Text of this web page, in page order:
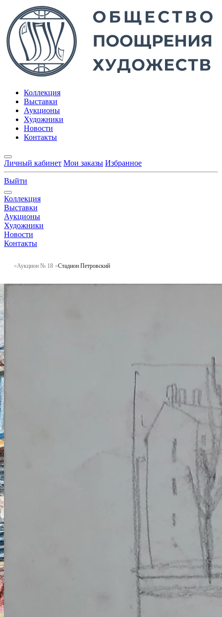
Коллекция
Выставки
Аукционы
Художники
Новости
Контакты
Личный кабинет Мои заказы Избранное
Выйти
Коллекция
Выставки
Аукционы
Художники
Новости
Контакты
Аукцион № 18 Стадион Петровский